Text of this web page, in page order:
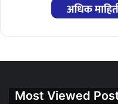
Most Viewed